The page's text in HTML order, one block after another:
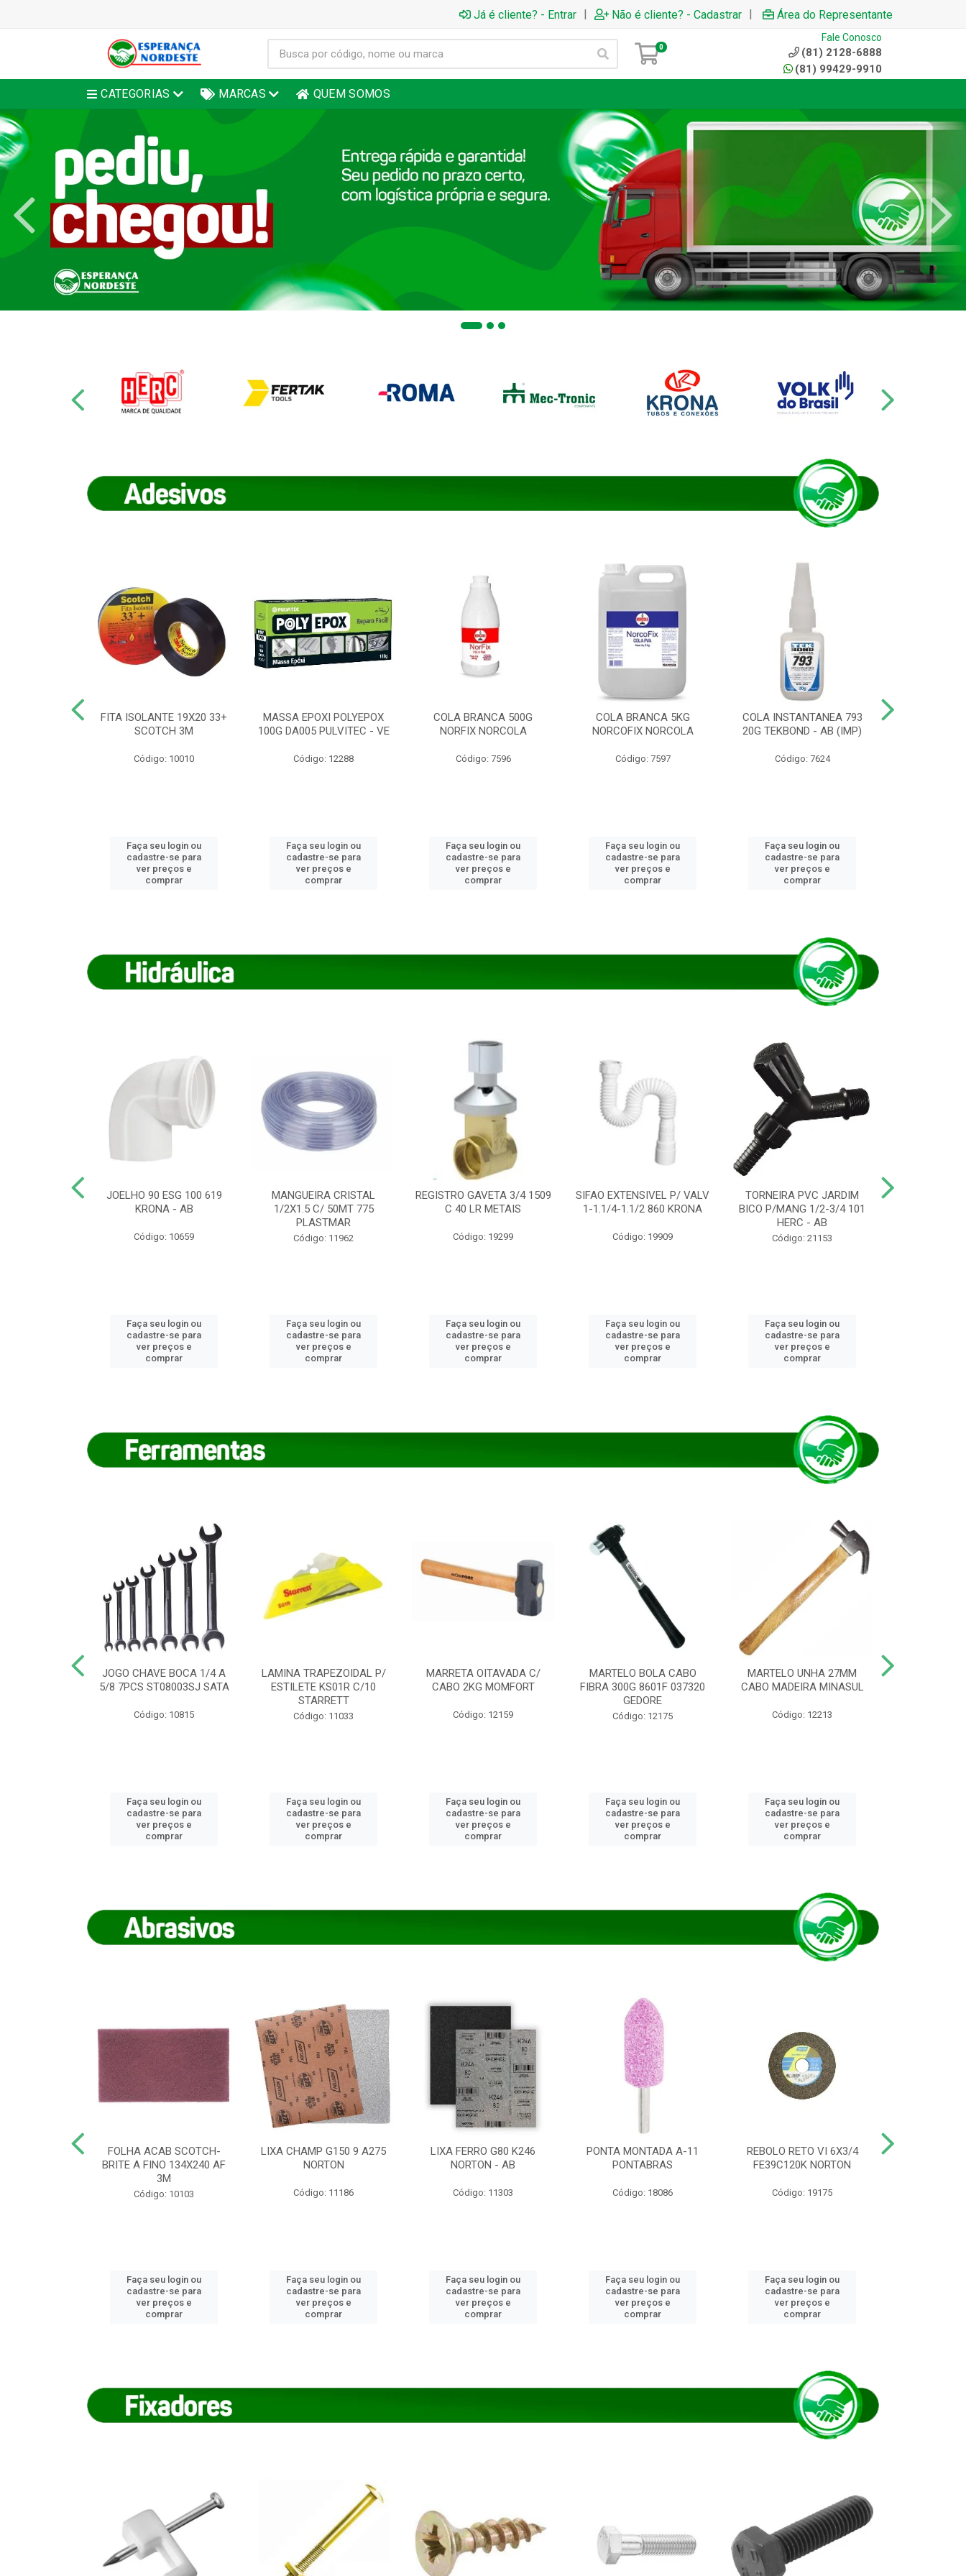
Já é cliente? - Entrar | Não é cliente? - Cadastrar | Área do Representante
0
Fale Conosco
(81) 2128-6888
(81) 99429-9910
CATEGORIAS MARCAS QUEM SOMOS
FITA ISOLANTE 19X20 33+
SCOTCH 3M
Código: 10010
Faça seu login ou
cadastre-se para
ver preços e
comprar
MASSA EPOXI POLYEPOX
100G DA005 PULVITEC - VE
Código: 12288
Faça seu login ou
cadastre-se para
ver preços e
comprar
COLA BRANCA 500G
NORFIX NORCOLA
Código: 7596
Faça seu login ou
cadastre-se para
ver preços e
comprar
COLA BRANCA 5KG
NORCOFIX NORCOLA
Código: 7597
Faça seu login ou
cadastre-se para
ver preços e
comprar
COLA INSTANTANEA 793
20G TEKBOND - AB (IMP)
Código: 7624
Faça seu login ou
cadastre-se para
ver preços e
comprar
JOELHO 90 ESG 100 619
KRONA - AB
Código: 10659
Faça seu login ou
cadastre-se para
ver preços e
comprar
MANGUEIRA CRISTAL
1/2X1.5 C/ 50MT 775
PLASTMAR
Código: 11962
Faça seu login ou
cadastre-se para
ver preços e
comprar
REGISTRO GAVETA 3/4 1509
C 40 LR METAIS
Código: 19299
Faça seu login ou
cadastre-se para
ver preços e
comprar
SIFAO EXTENSIVEL P/ VALV
1-1.1/4-1.1/2 860 KRONA
Código: 19909
Faça seu login ou
cadastre-se para
ver preços e
comprar
TORNEIRA PVC JARDIM
BICO P/MANG 1/2-3/4 101
HERC - AB
Código: 21153
Faça seu login ou
cadastre-se para
ver preços e
comprar
JOGO CHAVE BOCA 1/4 A
5/8 7PCS ST08003SJ SATA
Código: 10815
Faça seu login ou
cadastre-se para
ver preços e
comprar
LAMINA TRAPEZOIDAL P/
ESTILETE KS01R C/10
STARRETT
Código: 11033
Faça seu login ou
cadastre-se para
ver preços e
comprar
MARRETA OITAVADA C/
CABO 2KG MOMFORT
Código: 12159
Faça seu login ou
cadastre-se para
ver preços e
comprar
MARTELO BOLA CABO
FIBRA 300G 8601F 037320
GEDORE
Código: 12175
Faça seu login ou
cadastre-se para
ver preços e
comprar
MARTELO UNHA 27MM
CABO MADEIRA MINASUL
Código: 12213
Faça seu login ou
cadastre-se para
ver preços e
comprar
FOLHA ACAB SCOTCH-
BRITE A FINO 134X240 AF
3M
Código: 10103
Faça seu login ou
cadastre-se para
ver preços e
comprar
LIXA CHAMP G150 9 A275
NORTON
Código: 11186
Faça seu login ou
cadastre-se para
ver preços e
comprar
LIXA FERRO G80 K246
NORTON - AB
Código: 11303
Faça seu login ou
cadastre-se para
ver preços e
comprar
PONTA MONTADA A-11
PONTABRAS
Código: 18086
Faça seu login ou
cadastre-se para
ver preços e
comprar
REBOLO RETO VI 6X3/4
FE39C120K NORTON
Código: 19175
Faça seu login ou
cadastre-se para
ver preços e
comprar